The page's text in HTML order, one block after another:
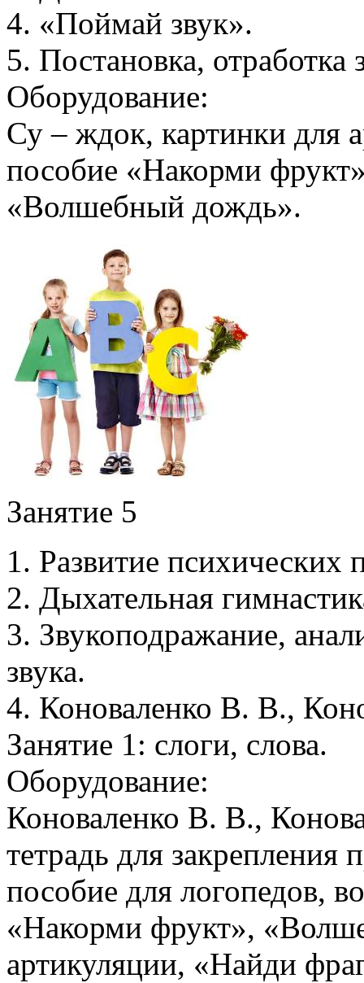
4. «Поймай звук».
5. Постановка,
Оборудование:
Су – ждок, картинки для
пособие «Накорми
«Волшебный дождь».
Занятие 5
1. Развитие
2. Дыхательная
3. Звукоподражание,
звука.
4. Коноваленко В. В.,
Занятие 1: слоги, слова.
Оборудование:
Коноваленко В. В.,
тетрадь для
пособие для логопедов,
«Накорми фрукт»,
артикуляции, «Найди